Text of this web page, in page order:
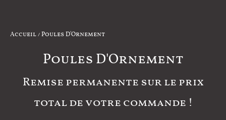
Accueil/ Poules D'Ornement
Poules D'Ornement
Remise permanente sur le prix
total de votre commande !